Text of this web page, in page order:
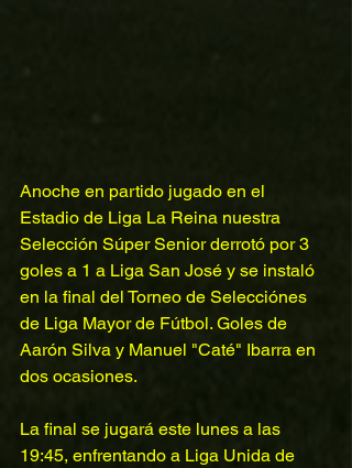
Anoche en partido jugado en el
Estadio de Liga La Reina nuestra
Selección Súper Senior derrotó por 3
goles a 1 a Liga San José y se instaló
en la final del Torneo de Selecciónes
de Liga Mayor de Fútbol. Goles de
Aarón Silva y Manuel "Caté" Ibarra en
dos ocasiones.
La final se jugará este lunes a las
19:45, enfrentando a Liga Unida de